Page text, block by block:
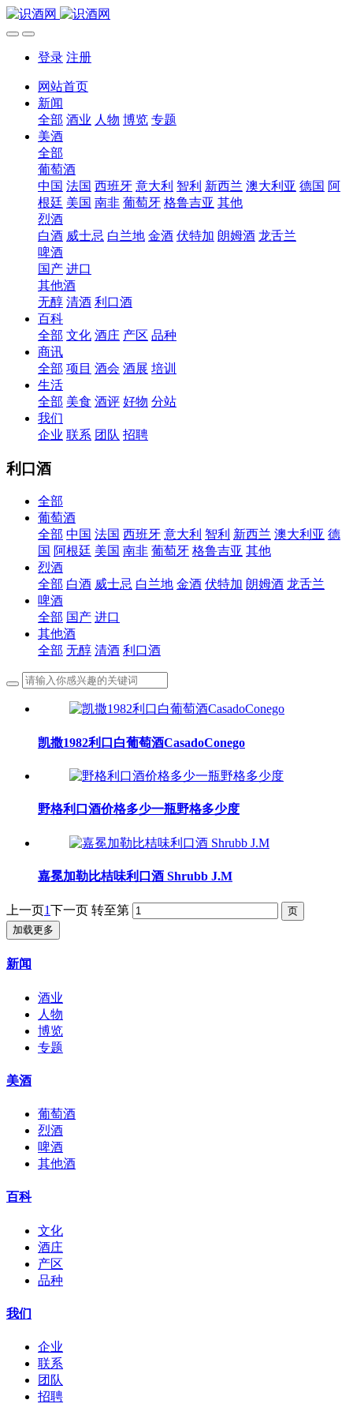
登录 注册
网站首页
新闻
全部 酒业 人物 博览 专题
美酒
全部
葡萄酒
中国 法国 西班牙 意大利 智利 新西兰 澳大利亚 德国 阿
根廷 美国 南非 葡萄牙 格鲁吉亚 其他
烈酒
白酒 威士忌 白兰地 金酒 伏特加 朗姆酒 龙舌兰
啤酒
国产 进口
其他酒
无醇 清酒 利口酒
百科
全部 文化 酒庄 产区 品种
商讯
全部 项目 酒会 酒展 培训
生活
全部 美食 酒评 好物 分站
我们
企业 联系 团队 招聘
利口酒
全部
葡萄酒
全部 中国 法国 西班牙 意大利 智利 新西兰 澳大利亚 德
国 阿根廷 美国 南非 葡萄牙 格鲁吉亚 其他
烈酒
全部 白酒 威士忌 白兰地 金酒 伏特加 朗姆酒 龙舌兰
啤酒
全部 国产 进口
其他酒
全部 无醇 清酒 利口酒
凯撒1982利口白葡萄酒CasadoConego
野格利口酒价格多少一瓶野格多少度
嘉冕加勒比桔味利口酒 Shrubb J.M
上一页1下一页 转至第
加载更多
新闻
酒业
人物
博览
专题
美酒
葡萄酒
烈酒
啤酒
其他酒
百科
文化
酒庄
产区
品种
我们
企业
联系
团队
招聘